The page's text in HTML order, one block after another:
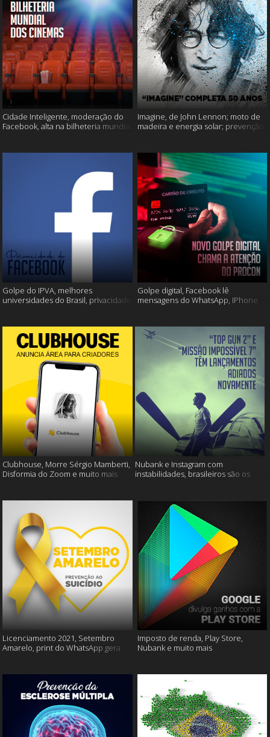
Cidade Inteligente, moderação do
Facebook, alta na bilheteria mundial
Imagine, de John Lennon; moto de
madeira e energia solar; prevenção
Golpe do IPVA, melhores
universidades do Brasil, privacidade
Golpe digital, Facebook lê
mensagens do WhatsApp, IPhone
Clubhouse, Morre Sérgio Mamberti,
Disformia do Zoom e muito mais
Nubank e Instagram com
instabilidades, brasileiros são os
Licenciamento 2021, Setembro
Amarelo, print do WhatsApp gera
Imposto de renda, Play Store,
Nubank e muito mais